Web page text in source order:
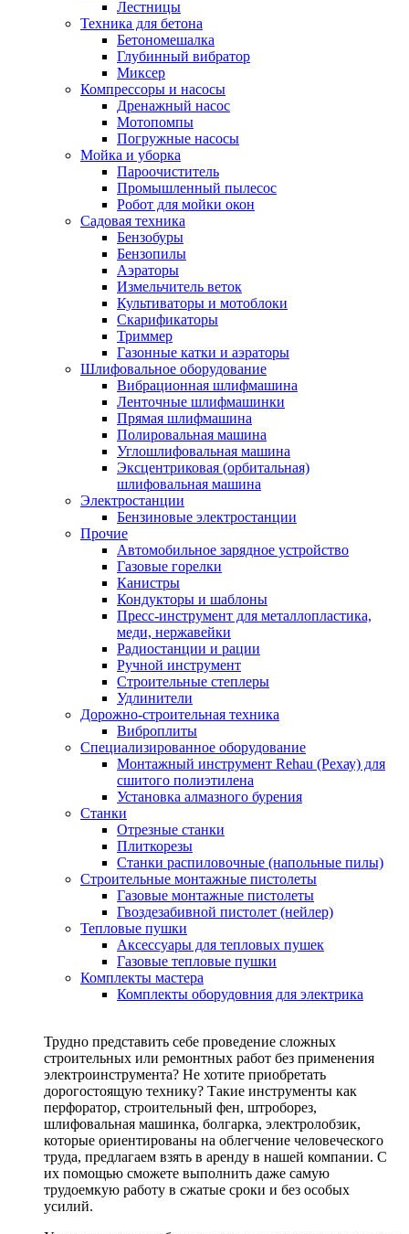
Лестницы
Техника для бетона
Бетономешалка
Глубинный вибратор
Миксер
Компрессоры и насосы
Дренажный насос
Мотопомпы
Погружные насосы
Мойка и уборка
Пароочиститель
Промышленный пылесос
Робот для мойки окон
Садовая техника
Бензобуры
Бензопилы
Аэраторы
Измельчитель веток
Культиваторы и мотоблоки
Скарификаторы
Триммер
Газонные катки и аэраторы
Шлифовальное оборудование
Вибрационная шлифмашина
Ленточные шлифмашинки
Прямая шлифмашина
Полировальная машина
Углошлифовальная машина
Эксцентриковая (орбитальная)
шлифовальная машина
Электростанции
Бензиновые электростанции
Прочие
Автомобильное зарядное устройство
Газовые горелки
Канистры
Кондукторы и шаблоны
Пресс-инструмент для металлопластика,
меди, нержавейки
Радиостанции и рации
Ручной инструмент
Строительные степлеры
Удлинители
Дорожно-строительная техника
Виброплиты
Специализированное оборудование
Монтажный инструмент Rehau (Рехау) для
сшитого полиэтилена
Установка алмазного бурения
Станки
Отрезные станки
Плиткорезы
Станки распиловочные (напольные пилы)
Строительные монтажные пистолеты
Газовые монтажные пистолеты
Гвоздезабивной пистолет (нейлер)
Тепловые пушки
Аксессуары для тепловых пушек
Газовые тепловые пушки
Комплекты мастера
Комплекты оборудовния для электрика
Трудно представить себе проведение сложных
строительных или ремонтных работ без применения
электроинструмента? Не хотите приобретать
дорогостоящую технику? Такие инструменты как
перфоратор, строительный фен, штроборез,
шлифовальная машинка, болгарка, электролобзик,
которые ориентированы на облегчение человеческого
труда, предлагаем взять в аренду в нашей компании. С
их помощью сможете выполнить даже самую
трудоемкую работу в сжатые сроки и без особых
усилий.